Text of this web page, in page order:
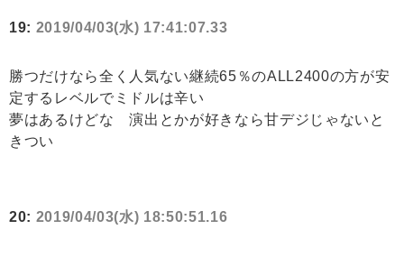
19: 2019/04/03(水) 17:41:07.33
勝つだけなら全く人気ない継続65％のALL2400の方が安
定するレベルでミドルは辛い
夢はあるけどな 演出とかが好きなら甘デジじゃないと
きつい
20: 2019/04/03(水) 18:50:51.16